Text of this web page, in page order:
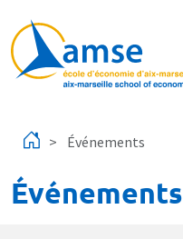
Événements
Événements